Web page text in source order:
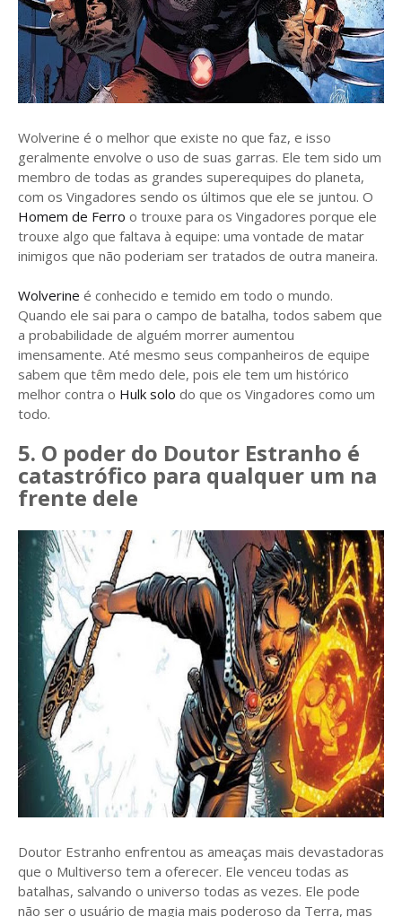
Wolverine é o melhor que existe no que faz, e isso
geralmente envolve o uso de suas garras. Ele tem sido um
membro de todas as grandes superequipes do planeta,
com os Vingadores sendo os últimos que ele se juntou. O
Homem de Ferro o trouxe para os Vingadores porque ele
trouxe algo que faltava à equipe: uma vontade de matar
inimigos que não poderiam ser tratados de outra maneira.
Wolverine é conhecido e temido em todo o mundo.
Quando ele sai para o campo de batalha, todos sabem que
a probabilidade de alguém morrer aumentou
imensamente. Até mesmo seus companheiros de equipe
sabem que têm medo dele, pois ele tem um histórico
melhor contra o Hulk solo do que os Vingadores como um
todo.
5. O poder do Doutor Estranho é
catastrófico para qualquer um na
frente dele
Doutor Estranho enfrentou as ameaças mais devastadoras
que o Multiverso tem a oferecer. Ele venceu todas as
batalhas, salvando o universo todas as vezes. Ele pode
não ser o usuário de magia mais poderoso da Terra, mas